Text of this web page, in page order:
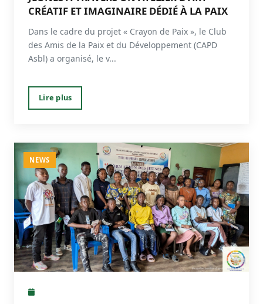
CRÉATIF ET IMAGINAIRE DÉDIÉ À LA PAIX
Dans le cadre du projet « Crayon de Paix », le Club
des Amis de la Paix et du Développement (CAPD
Asbl) a organisé, le v...
Lire plus
NEWS